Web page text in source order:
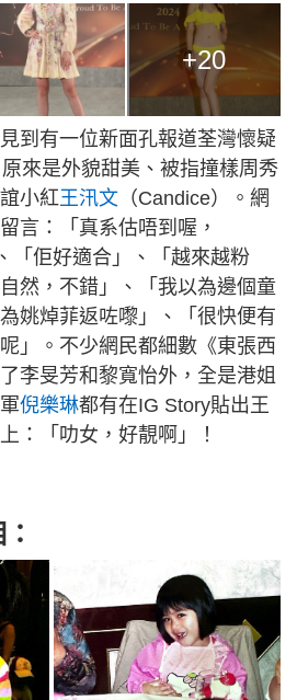
+20
到有一位新面孔報道荃灣懷疑
來是外貌甜美、被指撞樣周秀
小紅王汛文 （Candice）。網
言：「真系估唔到喔，
「佢好適合」、「越來越粉
然，不錯」、「我以為邊個童
姚焯菲返咗嚟」、「很快便有
」。不少網民都細數《東張西
李旻芳和黎寬怡外，全是港姐
倪樂琳都有在IG Story貼出王
：「叻女，好靚啊」！